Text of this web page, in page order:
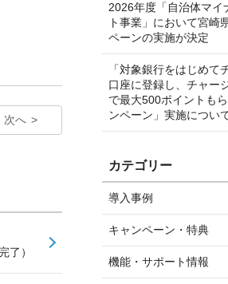
次へ
了）
2026年度「自治体マイ
ト事業」において宮崎
ペーンの実施が決定
「対象銀行をはじめて
口座に登録し、チャー
で最大500ポイントも
ンペーン」実施につい
カテゴリー
導入事例
キャンペーン・特典
機能・サポート情報